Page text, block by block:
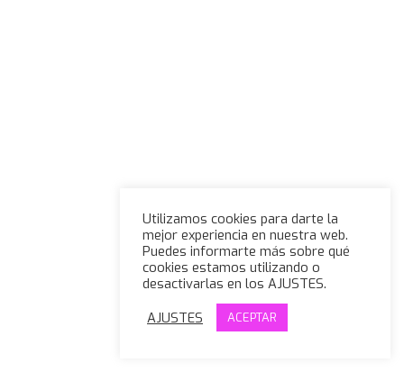
Utilizamos cookies para darte la
mejor experiencia en nuestra web.
Puedes informarte más sobre qué
cookies estamos utilizando o
desactivarlas en los AJUSTES.
AJUSTES
ACEPTAR